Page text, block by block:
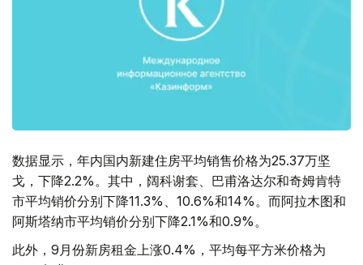
数据显示，年内国内新建住房平均销售价格为25.37万坚
戈，下降2.2%。其中，阔科谢套、巴甫洛达尔和奇姆肯特
市平均销价分别下降11.3%、10.6%和14%。而阿拉木图和
阿斯塔纳市平均销价分别下降2.1%和0.9%。
此外，9月份新房租金上涨0.4%，平均每平方米价格为